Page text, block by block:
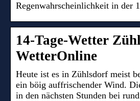
Regenwahrscheinlichkeit in der
14-Tage-Wetter
WetterOnline
Heute ist es in Zühlsdorf meist
ein böig auffrischender Wind.
in den nächsten Stunden bei